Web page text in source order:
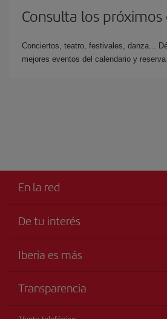
Consulta los
Conciertos, teatro, festivales, danza...
mejores eventos del calendario y
En la red
De tu interés
Accesibilidad
Iberia es más
Grupo Iberia
Accionistas e Inversores
Transparencia